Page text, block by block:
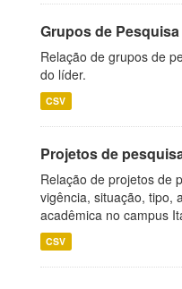
Grupos de Pesquisa
Relação de grupos de
do líder.
CSV
Projetos de
Relação de projetos de
vigência, situação, tipo,
acadêmica no campus
CSV